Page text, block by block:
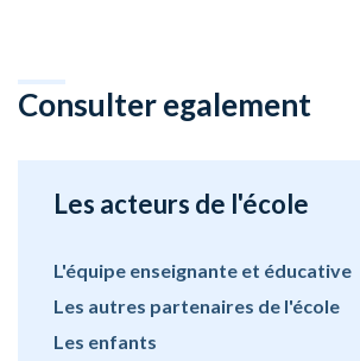
Consulter egalement
Les acteurs de l'école
L'équipe enseignante et éducative
Les autres partenaires de l'école
Les enfants